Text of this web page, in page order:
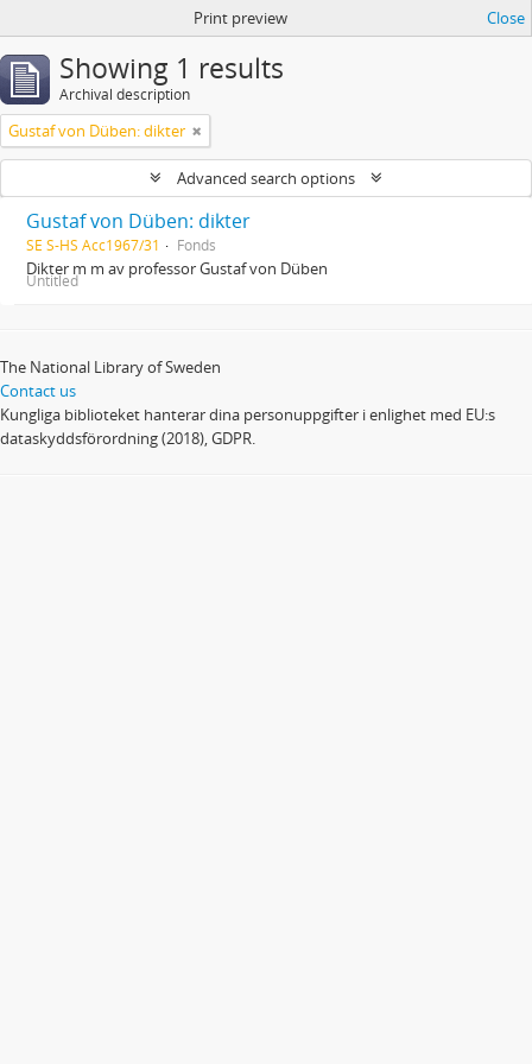
Print preview Close
Showing 1 results
Archival description
Gustaf von Düben: dikter
Advanced search options
Gustaf von Düben: dikter
SE S-HS Acc1967/31 Fonds
Dikter m m av professor Gustaf von Düben
Untitled
The National Library of Sweden
Contact us
Kungliga biblioteket hanterar dina personuppgifter i enlighet med EU:s
dataskyddsförordning (2018), GDPR.